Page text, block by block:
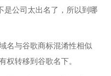
是公司太出名了，所以到哪
与谷歌商标混淆性相似
权转移到谷歌名下。